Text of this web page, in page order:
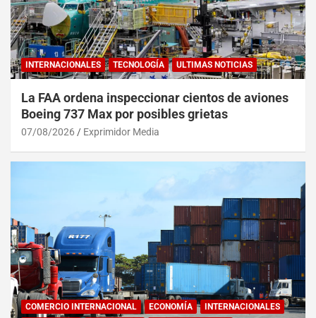
INTERNACIONALES TECNOLOGÍA ULTIMAS NOTICIAS
La FAA ordena inspeccionar cientos de aviones
Boeing 737 Max por posibles grietas
07/08/2026 Exprimidor Media
COMERCIO INTERNACIONAL ECONOMÍA
INTERNACIONALES